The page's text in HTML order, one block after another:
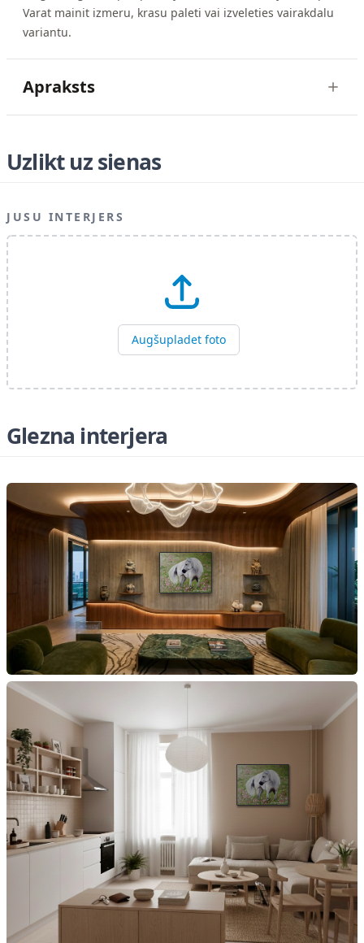
Varat mainit izmeru, krasu paleti vai izveleties vairakdalu
variantu.
Apraksts
Uzlikt uz sienas
JUSU INTERJERS
Augšupladet foto
Glezna interjera